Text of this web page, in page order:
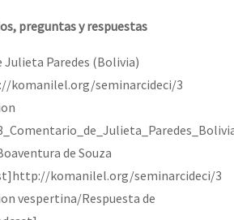
preguntas y respuestas
Julieta Paredes (Bolivia)
komanilel.org/seminarcideci/3
de Souza
komanilel.org/seminarcideci/3
vespertina/Respuesta de